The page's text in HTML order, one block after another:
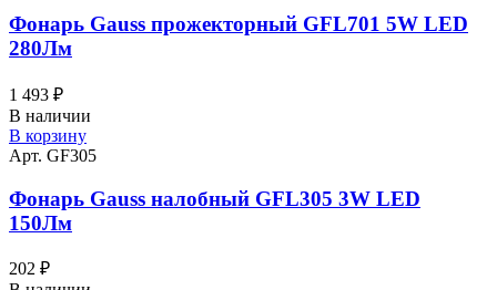
Фонарь Gauss прожекторный GFL701 5W LED
280Лм
1 493 ₽
В наличии
В корзину
Арт. GF305
Фонарь Gauss налобный GFL305 3W LED
150Лм
202 ₽